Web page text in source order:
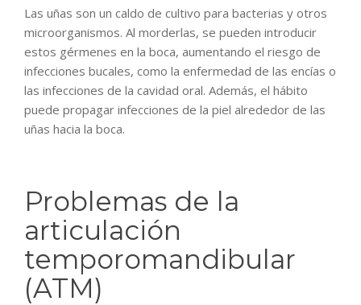
Las uñas son un caldo de cultivo para bacterias y otros
microorganismos. Al morderlas, se pueden introducir
estos gérmenes en la boca, aumentando el riesgo de
infecciones bucales, como la enfermedad de las encías o
las infecciones de la cavidad oral. Además, el hábito
puede propagar infecciones de la piel alrededor de las
uñas hacia la boca.
Problemas de la
articulación
temporomandibular
(ATM)